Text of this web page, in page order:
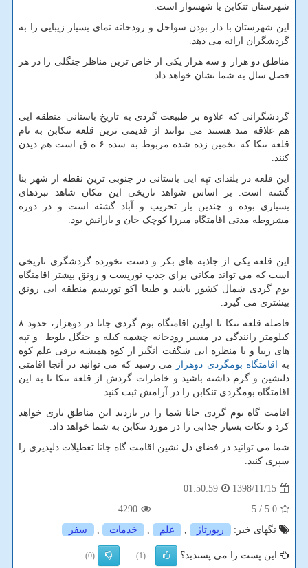
شهرستان تنکابن یا شهسوار است.
این شهرستان با دار بودن سواحل و رودخانه نمای بسیار زیبایی را به
گردشگران ارائه می دهد.
مناطق دو هزار و سه هزار یکی از خاص ترین مناظر جنگلی را در هر
فصل سال به شما نشان خواهد داد.
گردشگرانی که علاوه بر طبیعت گردی به تاریخ باستانی منطقه ایی
هم علاقه مند هستند می توانند از قدیمی ترین قلعه تنکابن به نام
قلعه تنکا که تخمین زده شده مربوط به سده ۶ ه ق است هم دیدن
کنند.
این قلعه در بلندای تپه ایی باستانی در جنوبی ترین نقطه از شهر بنا
گشته است. بر اساس شواهد تاریخی این مکان شاهد نبردهای
بسیاری بوده و چندین بار تخریب و آباد گشته است و در دوره
مشروطه مدتی اقامتگاه میرزا کوچک خان و یارانش بود.
این قلعه یکی از جاذبه های بکر و دست نخورده گردشگری تاریخی
است که می تواند مکانی برای جذب توریست و رونق بیشتر اقامتگاه
بوم گردی شمال کشور باشد و طبعا اکو توریسم منطقه ایی رونق
بیشتری می گیرد.
فاصله قلعه تنکا تا اولین اقامتگاه بوم گردی جانا در دوهزار، حدود ۸
کیلومتر رانندگی در مسیر رودخانه چشمه کیله و جنگل بلوط و تپه
های زیبا و با منظره ایی شگفت انگیز از کوه همیشه برفی علم کوه
به اقامتگاه بومگردی دوهزار
می رسید که می توانید در آنجا اقامتی
دلنشین و گرم داشته باشید و خاطرات گردش از قلعه تنکا تا به این
اقامتگاه بومگردی تنکابن را در آرامش ثبت کنید.
اقامت گاه بوم گردی جانا شما را در بازدید این مناطق یاری خواهد
کرد و نکات بسیار جذابی را در مورد تنکابن به شما خواهد داد.
شما می توانید در فضای دل نشین اقامت گاه جانا تعطیلات دلپذیری را
سپری کنید.
1398/11/15
01:50:59
5.0
/ 5
4290
تگهای خبر:
رپورتاژ , علم , خدمات , سفر
این پست را می پسندید؟ (1)
(0)